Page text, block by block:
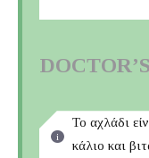
Το αχλάδι
κάλιο και